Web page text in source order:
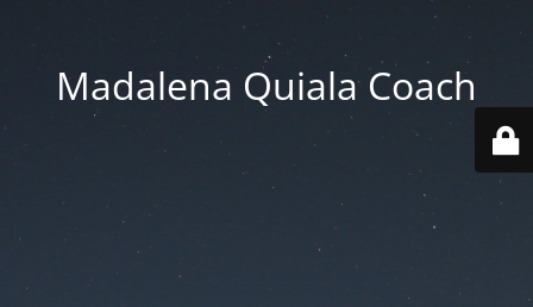
Madalena Quiala Coach